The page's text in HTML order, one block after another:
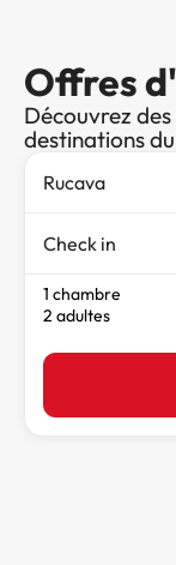
Offres
Découvrez
destinations
Check in
1 chambre
2 adultes